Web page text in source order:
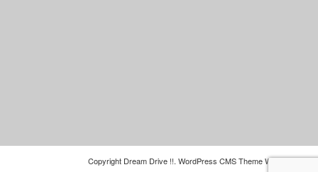
Copyright Dream Drive !!. WordPress CMS ThemeWSC Project.